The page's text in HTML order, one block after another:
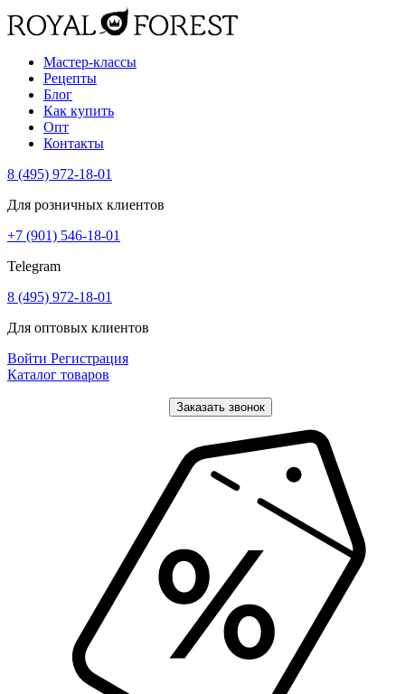
Мастер-классы
Рецепты
Блог
Как купить
Опт
Контакты
8 (495) 972-18-01
Для розничных клиентов
+7 (901) 546-18-01
Telegram
8 (495) 972-18-01
Для оптовых клиентов
Войти Регистрация
Каталог товаров
Заказать звонок